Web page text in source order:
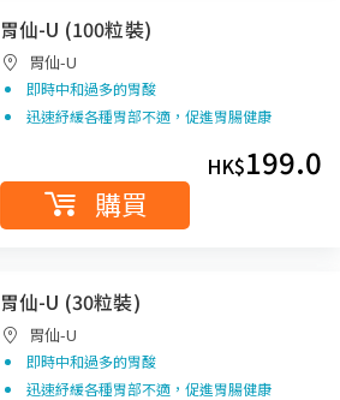
胃仙-U (100粒裝)
胃仙-U
即時中和過多的胃酸
迅速紓緩各種胃部不適，促進胃腸健康
HK$199.0
購買
胃仙-U (30粒裝)
胃仙-U
即時中和過多的胃酸
迅速紓緩各種胃部不適，促進胃腸健康